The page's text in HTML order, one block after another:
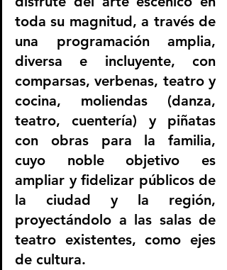
toda su magnitud, a través de
una programación amplia,
diversa e incluyente, con
comparsas, verbenas, teatro y
cocina, moliendas (danza,
teatro, cuentería) y piñatas
con obras para la familia,
cuyo noble objetivo es
ampliar y fidelizar públicos de
la ciudad y la región,
proyectándolo a las salas de
teatro existentes, como ejes
de cultura.